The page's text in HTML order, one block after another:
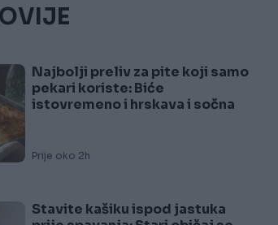
Najbolji preliv za pite koji samo
pekari koriste: Biće
istovremeno i hrskava i sočna
Prije oko 2h
Stavite kašiku ispod jastuka